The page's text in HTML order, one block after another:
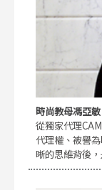
時尚教母馮亞
從獨家代理
代理權、被譽
晰的思維背後